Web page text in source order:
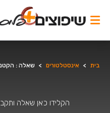
בית > אינסטלטורים > שאלה :
הקלידו כאן שאלה